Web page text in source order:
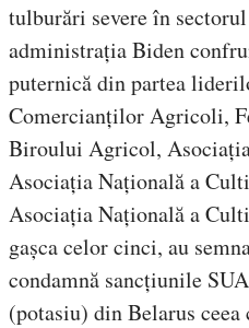
tulburări severe în
administrația Biden
puternică din partea
Comercianților Agricoli,
Biroului Agricol,
Asociația Națională a
Asociația Națională a
gașca celor cinci, au
condamnă sancțiunile
(potasiu) din Belarus